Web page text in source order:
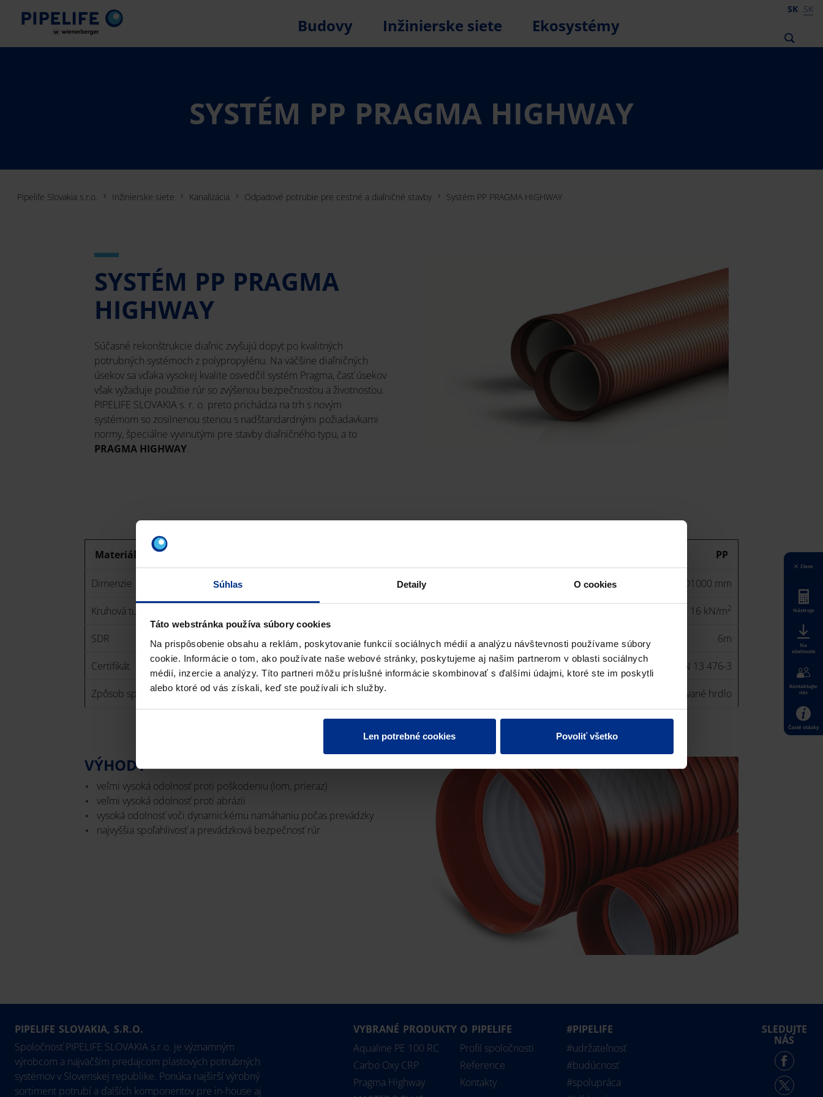
Súhlas Detaily O cookies
Táto webstránka používa súbory cookies
Na prispôsobenie obsahu a reklám, poskytovanie funkcií sociálnych médií a analýzu návštevnosti používame súbory
cookie. Informácie o tom, ako používate naše webové stránky, poskytujeme aj našim partnerom v oblasti sociálnych
médií, inzercie a analýzy. Títo partneri môžu príslušné informácie skombinovať s ďalšími údajmi, ktoré ste im poskytli
alebo ktoré od vás získali, keď ste používali ich služby.
Len potrebné cookies Povoliť všetko
Budovy Inžinierske siete Ekosystémy
SK SK
SYSTÉM PP PRAGMA HIGHWAY
Pipelife Slovakia s.r.o. Inžinierske siete Kanalizácia Odpadové potrubie pre cestné a diaľničné stavby Systém PP PRAGMA HIGHWAY
SYSTÉM PP PRAGMA
HIGHWAY
Súčasné rekonštrukcie diaľnic zvyšujú dopyt po kvalitných
potrubných systémoch z polypropylénu. Na väčšine diaľničných
úsekov sa vďaka vysokej kvalite osvedčil systém Pragma, časť úsekov
však vyžaduje použitie rúr so zvýšenou bezpečnosťou a životnosťou.
PIPELIFE SLOVAKIA s. r. o. preto prichádza na trh s novým
systémom so zosilnenou stenou s nadštandardnými požiadavkami
normy, špeciálne vyvinutými pre stavby diaľničného typu, a to
PRAGMA HIGHWAY.
Materiál PP
Dimenzie OD160, ID200 až ID1000 mm
Kruhová tuhosť , 16 kN/m2
SDR 6m
Certifikát STN EN 13 476-3
Zpôsob spájania cez integrované hrdlo
VÝHODY
veľmi vysoká odolnosť proti poškodeniu (lom, prieraz)
veľmi vysoká odolnosť proti abrázii
vysoká odolnosť voči dynamickému namáhaniu počas prevádzky
najvyššia spoľahlivosť a prevádzková bezpečnosť rúr
Close
Nástroje
Na
stiahnutie
Kontaktujte
nás
Časté otázky
PIPELIFE SLOVAKIA, S.R.O.
Spoločnosť PIPELIFE SLOVAKIA s.r.o. je významným
výrobcom a najväčším predajcom plastových potrubných
systémov v Slovenskej republike. Ponúka najširší výrobný
sortiment potrubí a ďalších komponentov pre in-house aj
VYBRANÉ PRODUKTY
Aqualine PE 100 RC
Carbo Oxy CRP
Pragma Highway
O PIPELIFE
Profil spoločnosti
Reference
Kontakty
#PIPELIFE
#udržateľnosť
#budúcnosť
#spolupráca
SLEDUJTE
NÁS